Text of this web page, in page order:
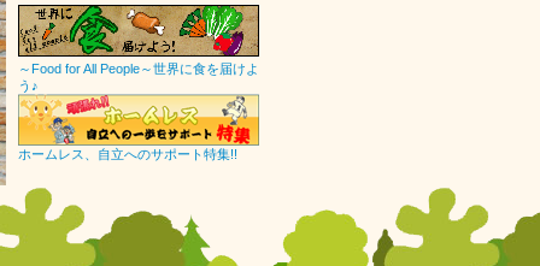
～Food for All People～世界に食を届けよ
う♪
ホームレス、自立へのサポート特集!!